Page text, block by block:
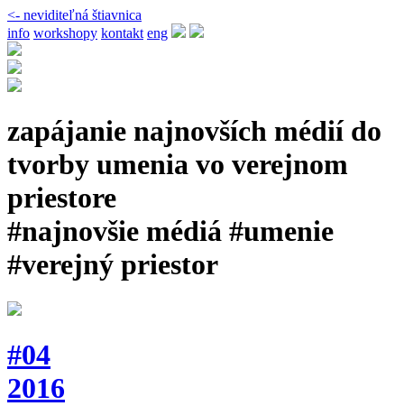
<- neviditeľná štiavnica
info workshopy kontakt eng
zapájanie najnovších médií do
tvorby umenia vo verejnom
priestore
#najnovšie médiá #umenie
#verejný priestor
#04
2016